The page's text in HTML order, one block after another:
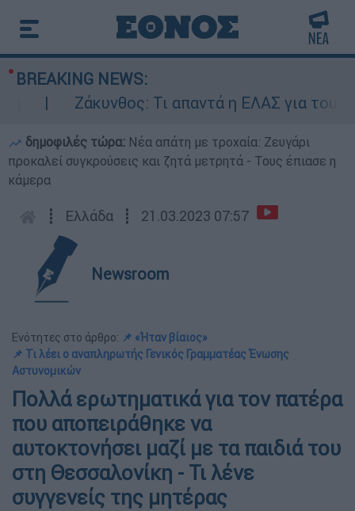
BREAKING NEWS:
Ζάκυνθος: Τι απαντά η ΕΛΑΣ για τους 8
δημοφιλές τώρα: Νέα απάτη με τροχαία: Ζευγάρι
προκαλεί συγκρούσεις και ζητά μετρητά - Τους έπιασε η
κάμερα
┋ Ελλάδα ┋ 21.03.2023 07:57
Newsroom
Ενότητες στο άρθρο: 📌 «Ήταν βίαιος»
📌 Τι λέει ο αναπληρωτής Γενικός Γραμματέας Ένωσης
Αστυνομικών
Πολλά ερωτηματικά για τον πατέρα
που αποπειράθηκε να
αυτοκτονήσει μαζί με τα παιδιά του
στη Θεσσαλονίκη - Τι λένε
συγγενείς της μητέρας